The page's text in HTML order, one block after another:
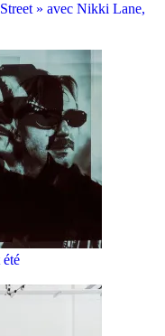
» avec Nikki Lane,